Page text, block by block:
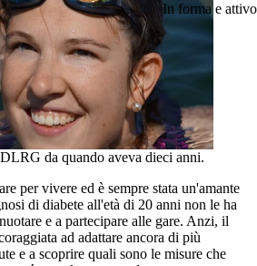
In forma e attivo
da quando aveva dieci anni.
per vivere ed è sempre stata un'amante
di diabete all'età di 20 anni non le ha
e a partecipare alle gare. Anzi, il
ad adattare ancora di più
e a scoprire quali sono le misure che